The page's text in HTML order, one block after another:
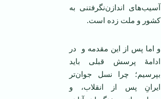
آسیب‌های اندازن‌نگرفتنی به
کشور و ملت زده است.
و اما پس از این مقدمه و در
ادامۀ پرسش قبلی باید
بپرسیم؛ چرا نسل جوان‌تر
ایرانِ پس از انقلاب، و